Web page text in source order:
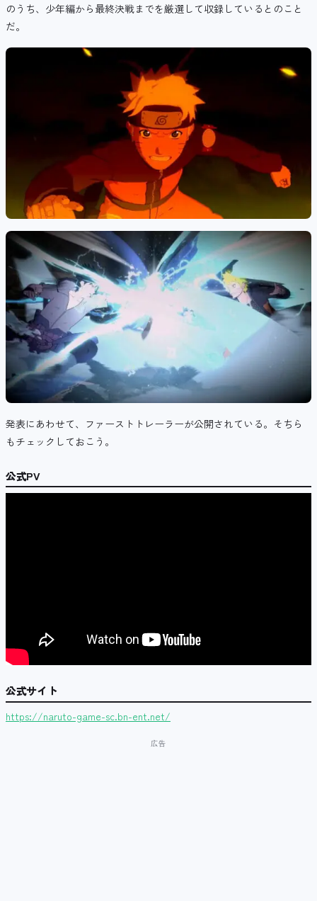
のうち、少年編から最終決戦までを厳選して収録しているとのこと
だ。
発表にあわせて、ファーストトレーラーが公開されている。そちら
もチェックしておこう。
公式PV
公式サイト
https://naruto-game-sc.bn-ent.net/